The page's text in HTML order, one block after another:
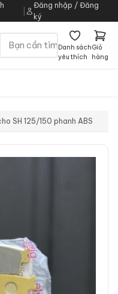
Đăng nhập / Đăng
ký
Danh sách
yêu thích
Giỏ
hàng
SH 125/150 phanh ABS